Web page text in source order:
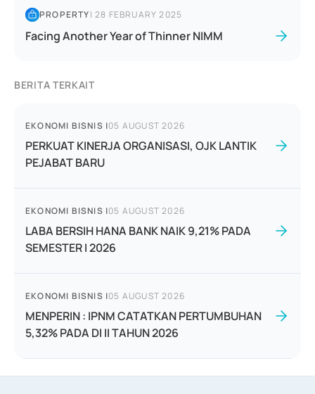
PROPERTY|28 FEBRUARY 2025
Facing Another Year of Thinner NIMM
BERITA TERKAIT
EKONOMI BISNIS |05 AUGUST 2026
PERKUAT KINERJA ORGANISASI, OJK LANTIK
PEJABAT BARU
EKONOMI BISNIS |05 AUGUST 2026
LABA BERSIH HANA BANK NAIK 9,21% PADA
SEMESTER I 2026
EKONOMI BISNIS |05 AUGUST 2026
MENPERIN : IPNM CATATKAN PERTUMBUHAN
5,32% PADA DI II TAHUN 2026